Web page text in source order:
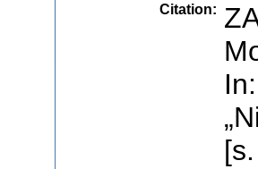
Citation: